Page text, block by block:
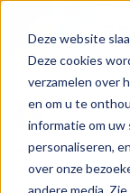
Deze website
Deze cookies
verzamelen over
en om u te
informatie om
personaliseren,
over onze
andere media. Zie